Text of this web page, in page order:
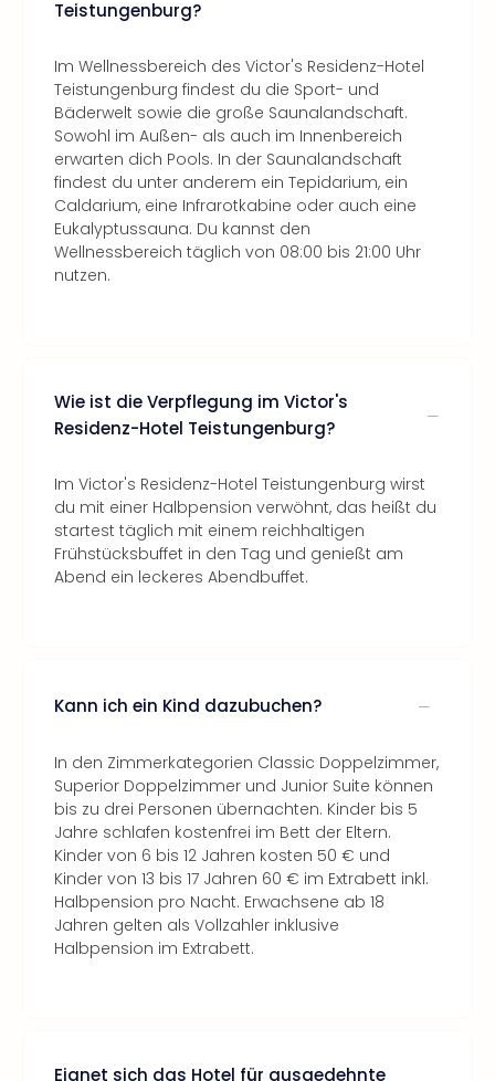
Teistungenburg?
Im Wellnessbereich des Victor's Residenz-Hotel
Teistungenburg findest du die Sport- und
Bäderwelt sowie die große Saunalandschaft.
Sowohl im Außen- als auch im Innenbereich
erwarten dich Pools. In der Saunalandschaft
findest du unter anderem ein Tepidarium, ein
Caldarium, eine Infrarotkabine oder auch eine
Eukalyptussauna. Du kannst den
Wellnessbereich täglich von 08:00 bis 21:00 Uhr
nutzen.
Wie ist die Verpflegung im Victor's
Residenz-Hotel Teistungenburg?
Im Victor's Residenz-Hotel Teistungenburg wirst
du mit einer Halbpension verwöhnt, das heißt du
startest täglich mit einem reichhaltigen
Frühstücksbuffet in den Tag und genießt am
Abend ein leckeres Abendbuffet.
Kann ich ein Kind dazubuchen?
In den Zimmerkategorien Classic Doppelzimmer,
Superior Doppelzimmer und Junior Suite können
bis zu drei Personen übernachten. Kinder bis 5
Jahre schlafen kostenfrei im Bett der Eltern.
Kinder von 6 bis 12 Jahren kosten 50 € und
Kinder von 13 bis 17 Jahren 60 € im Extrabett inkl.
Halbpension pro Nacht. Erwachsene ab 18
Jahren gelten als Vollzahler inklusive
Halbpension im Extrabett.
Eignet sich das Hotel für ausgedehnte